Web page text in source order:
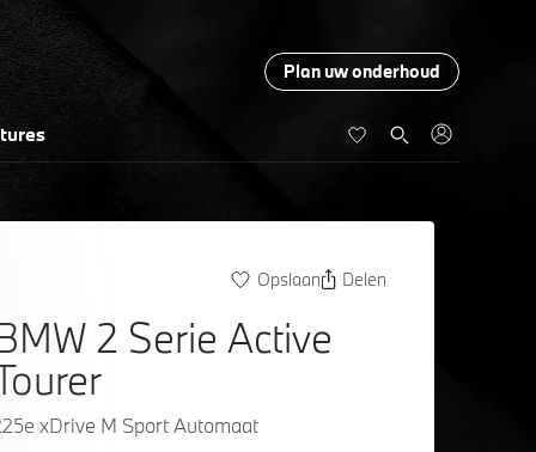
Plan uw onderhoud
Opslaan Delen
2 Serie Active
xDrive M Sport Automaat